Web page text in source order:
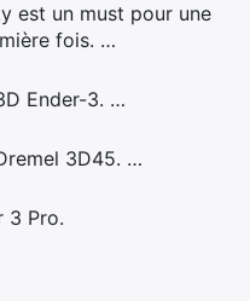
est un must pour une
fois. …
Ender-3. …
3D45. …
3 Pro.